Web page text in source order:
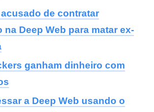
de contratar
na Deep Web para matar ex-
ganham dinheiro com
a Deep Web usando o